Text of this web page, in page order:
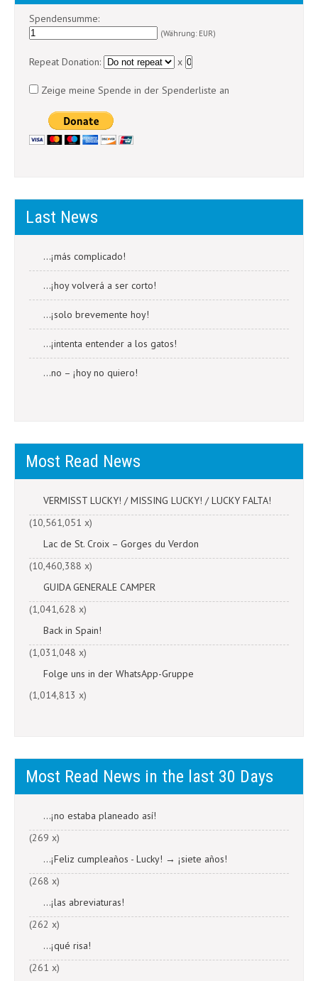
Spendensumme:
(Währung: EUR)
Repeat Donation: x
Zeige meine Spende in der Spenderliste an
Last News
…¡más complicado!
…¡hoy volverá a ser corto!
…¡solo brevemente hoy!
…¡intenta entender a los gatos!
…no – ¡hoy no quiero!
Most Read News
VERMISST LUCKY! / MISSING LUCKY! / LUCKY FALTA!
(10,561,051 x)
Lac de St. Croix – Gorges du Verdon
(10,460,388 x)
GUIDA GENERALE CAMPER
(1,041,628 x)
Back in Spain!
(1,031,048 x)
Folge uns in der WhatsApp-Gruppe
(1,014,813 x)
Most Read News in the last 30 Days
...¡no estaba planeado así!
(269 x)
...¡Feliz cumpleaños - Lucky! → ¡siete años!
(268 x)
...¡las abreviaturas!
(262 x)
...¡qué risa!
(261 x)